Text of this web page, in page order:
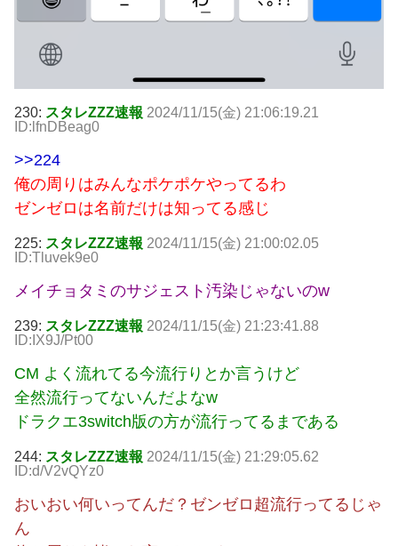
230: スタレZZZ速報 2024/11/15(金) 21:06:19.21
ID:lfnDBeag0
>>224
俺の周りはみんなポケポケやってるわ
ゼンゼロは名前だけは知ってる感じ
225: スタレZZZ速報 2024/11/15(金) 21:00:02.05
ID:Tluvek9e0
メイチョタミのサジェスト汚染じゃないのw
239: スタレZZZ速報 2024/11/15(金) 21:23:41.88
ID:IX9J/Pt00
CM よく流れてる今流行りとか言うけど
全然流行ってないんだよなw
ドラクエ3switch版の方が流行ってるまである
244: スタレZZZ速報 2024/11/15(金) 21:29:05.62
ID:d/V2vQYz0
おいおい何いってんだ？ゼンゼロ超流行ってるじゃ
ん